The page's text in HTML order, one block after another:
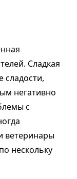
Сладкая
сладости,
негативно
с
ветеринары
нескольку